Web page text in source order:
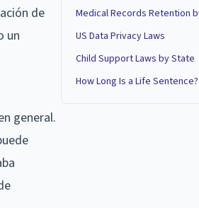
de
un
general.
Medical Records Retention
US Data Privacy Laws
Child Support Laws by State
How Long Is a Life Sentence?